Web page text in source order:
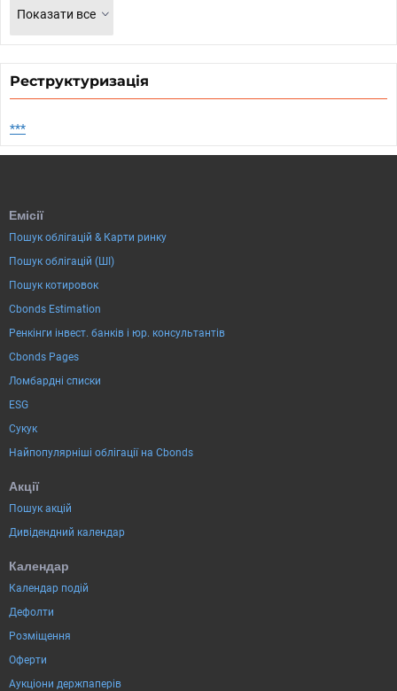
Показати все
Реструктуризація
***
Емісії
Пошук облігацій & Карти ринку
Пошук облігацій (ШІ)
Пошук котировок
Cbonds Estimation
Ренкінги інвест. банків і юр. консультантів
Cbonds Pages
Ломбардні списки
ESG
Сукук
Найпопулярніші облігації на Cbonds
Акції
Пошук акцій
Дивідендний календар
Календар
Календар подій
Дефолти
Розміщення
Оферти
Аукціони держпаперів